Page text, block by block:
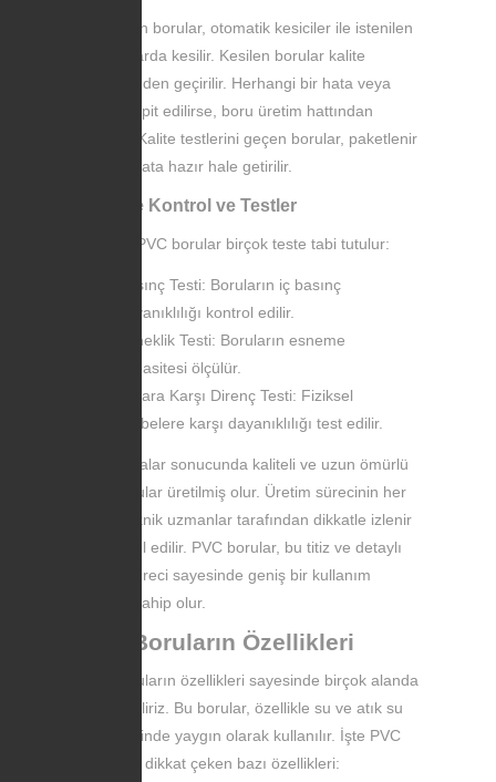
Soğutulan borular, otomatik kesiciler ile istenilen
uzunluklarda kesilir. Kesilen borular kalite
kontrolünden geçirilir. Herhangi bir hata veya
kusur tespit edilirse, boru üretim hattından
çıkarılır. Kalite testlerini geçen borular, paketlenir
ve sevkiyata hazır hale getirilir.
7. Kalite Kontrol ve Testler
Üretilen PVC borular birçok teste tabi tutulur:
Basınç Testi: Boruların iç basınç
dayanıklılığı kontrol edilir.
Esneklik Testi: Boruların esneme
kapasitesi ölçülür.
Zarara Karşı Direnç Testi: Fiziksel
darbelere karşı dayanıklılığı test edilir.
Bu aşamalar sonucunda kaliteli ve uzun ömürlü
PVC borular üretilmiş olur. Üretim sürecinin her
adımı teknik uzmanlar tarafından dikkatle izlenir
ve kontrol edilir. PVC borular, bu titiz ve detaylı
üretim süreci sayesinde geniş bir kullanım
alanına sahip olur.
PVC Boruların Özellikleri
PVC boruların özellikleri sayesinde birçok alanda
tercih ediliriz. Bu borular, özellikle su ve atık su
sistemlerinde yaygın olarak kullanılır. İşte PVC
boruların dikkat çeken bazı özellikleri: